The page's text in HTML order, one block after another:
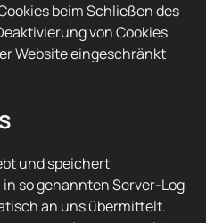
beim Schließen des
von Cookies
Website eingeschränkt
und speichert
so genannten Server-Log
an uns übermittelt.